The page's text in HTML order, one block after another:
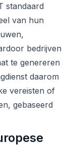
standaard
van hun
bedrijven
te genereren
daarom
vereisten of
gebaseerd